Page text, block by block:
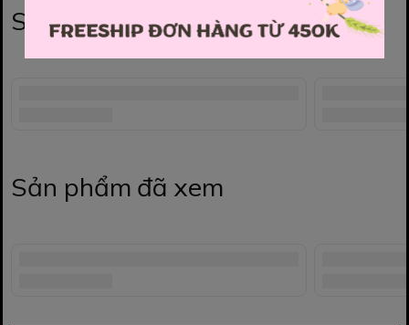
Sản phẩm liên quan
Sản phẩm đã xem